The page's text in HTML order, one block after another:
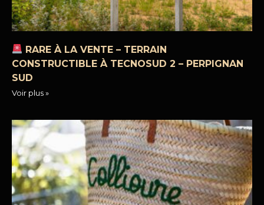
RARE À LA VENTE – TERRAIN
CONSTRUCTIBLE À TECNOSUD 2 – PERPIGNAN
SUD
Voir plus »